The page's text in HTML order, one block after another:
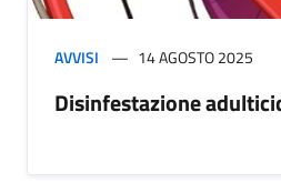
AVVISI 14 AGOSTO 2025
Disinfestazione